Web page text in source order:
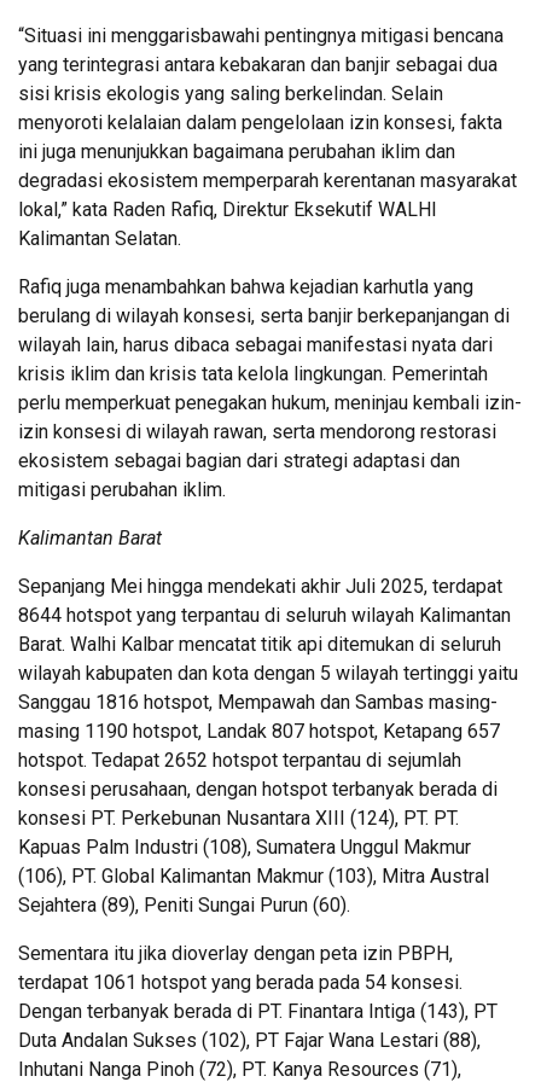
“Situasi ini menggarisbawahi pentingnya mitigasi bencana
yang terintegrasi antara kebakaran dan banjir sebagai dua
sisi krisis ekologis yang saling berkelindan. Selain
menyoroti kelalaian dalam pengelolaan izin konsesi, fakta
ini juga menunjukkan bagaimana perubahan iklim dan
degradasi ekosistem memperparah kerentanan masyarakat
lokal,” kata Raden Rafiq, Direktur Eksekutif WALHI
Kalimantan Selatan.
Rafiq juga menambahkan bahwa kejadian karhutla yang
berulang di wilayah konsesi, serta banjir berkepanjangan di
wilayah lain, harus dibaca sebagai manifestasi nyata dari
krisis iklim dan krisis tata kelola lingkungan. Pemerintah
perlu memperkuat penegakan hukum, meninjau kembali izin-
izin konsesi di wilayah rawan, serta mendorong restorasi
ekosistem sebagai bagian dari strategi adaptasi dan
mitigasi perubahan iklim.
Kalimantan Barat
Sepanjang Mei hingga mendekati akhir Juli 2025, terdapat
8644 hotspot yang terpantau di seluruh wilayah Kalimantan
Barat. Walhi Kalbar mencatat titik api ditemukan di seluruh
wilayah kabupaten dan kota dengan 5 wilayah tertinggi yaitu
Sanggau 1816 hotspot, Mempawah dan Sambas masing-
masing 1190 hotspot, Landak 807 hotspot, Ketapang 657
hotspot. Tedapat 2652 hotspot terpantau di sejumlah
konsesi perusahaan, dengan hotspot terbanyak berada di
konsesi PT. Perkebunan Nusantara XIII (124), PT. PT.
Kapuas Palm Industri (108), Sumatera Unggul Makmur
(106), PT. Global Kalimantan Makmur (103), Mitra Austral
Sejahtera (89), Peniti Sungai Purun (60).
Sementara itu jika dioverlay dengan peta izin PBPH,
terdapat 1061 hotspot yang berada pada 54 konsesi.
Dengan terbanyak berada di PT. Finantara Intiga (143), PT
Duta Andalan Sukses (102), PT Fajar Wana Lestari (88),
Inhutani Nanga Pinoh (72), PT. Kanya Resources (71),